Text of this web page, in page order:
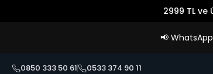
2999 TL ve
📢
0850 333 50 61 0533 374 90 11